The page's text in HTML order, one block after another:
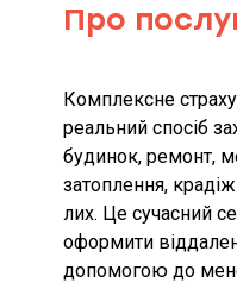
розмір
умовами
розміри
Про
Комплексне ст
реальний спосіб
будинок, ремонт,
затоплення,
лих. Це сучасний
оформити
допомогою до